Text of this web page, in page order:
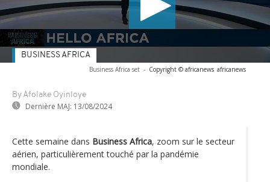
Business Africa set - Copyright © africanews africanews
By Afolake Oyinloye
Dernière MAJ: 13/08/2024
BUSINESS AFRICA
Cette semaine dans Business Africa, zoom sur le secteur
aérien, particulièrement touché par la pandémie
mondiale.